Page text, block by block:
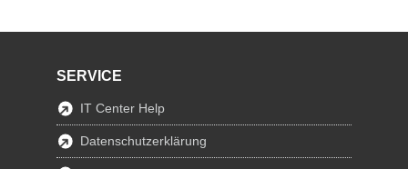
SERVICE
IT Center Help
Datenschutzerklärung